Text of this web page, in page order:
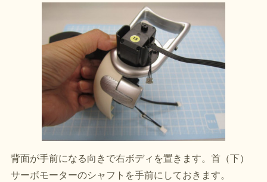
背面が手前になる向きで右ボディを置きます。首（下）
サーボモーターのシャフトを手前にしておきます。